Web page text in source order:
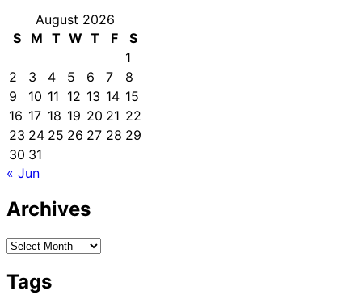
August 2026
S
M T W T F
S
1
2
3 4 5 6 7
8
9
10 11 12 13 14 15
16 17 18 19 20 21 22
23 24 25 26 27 28 29
30 31
« Jun
Archives
Archives
Tags